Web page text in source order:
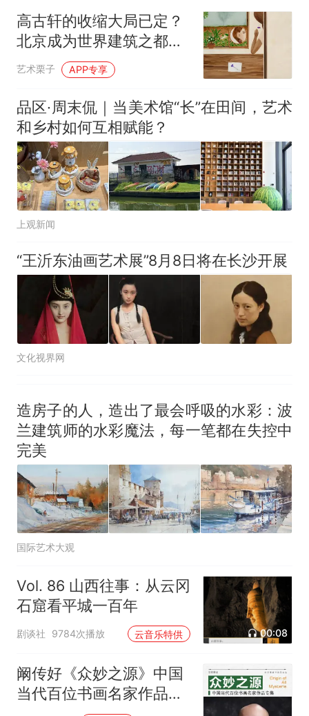
因老师一句“跟我回家”改写了
人生
高古轩的收缩大局已定？
北京成为世界建筑之都｜
艺术栗子
艺术栗子 APP专享
品区·周末侃｜当美术馆“长”在田间，艺术
和乡村如何互相赋能？
上观新闻
“王沂东油画艺术展”8月8日将在长沙开展
文化视界网
造房子的人，造出了最会呼吸的水彩：波
兰建筑师的水彩魔法，每一笔都在失控中
完美
国际艺术大观
Vol. 86 山西往事：从云冈
石窟看平城一百年
剧谈社 9784次播放 云音乐特供 00:08
阚传好《众妙之源》中国
当代百位书画名家作品专